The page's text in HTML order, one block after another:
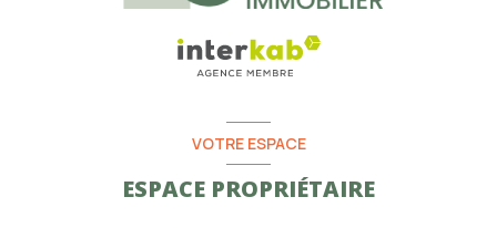
VOTRE ESPACE
ESPACE PROPRIÉTAIRE